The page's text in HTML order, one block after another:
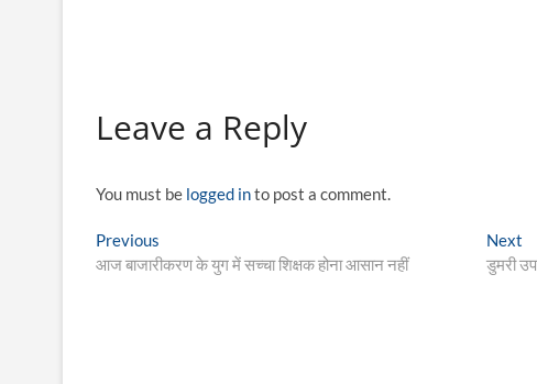
Leave a Reply
You must be logged into post a comment.
Post
navigation
Previous
post:
आज बाजारीकरण के युग में सच्चा शिक्षक होना आसान नहीं
Next
डुमरी